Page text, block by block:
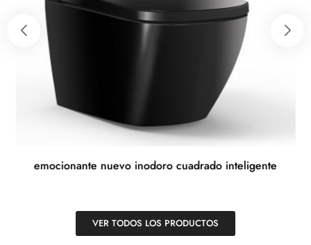
emocionante nuevo inodoro cuadrado inteligente
VER TODOS LOS PRODUCTOS